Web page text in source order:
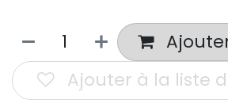
Ajouter à la liste